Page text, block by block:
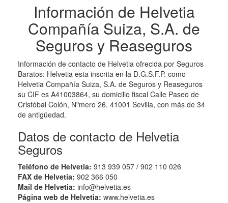
Información de Helvetia
Compañía Suiza, S.A. de
Seguros y Reaseguros
Información de contacto de Helvetia ofrecida por Seguros
Baratos: Helvetia esta inscrita en la D.G.S.F.P. como
Helvetia Compañía Suiza, S.A. de Seguros y Reaseguros
su CIF es A41003864, su domicilio fiscal Calle Paseo de
Cristóbal Colón, Nºmero 26, 41001 Sevilla, con más de 34
de antigüedad.
Datos de contacto de Helvetia
Seguros
Teléfono de Helvetia: 913 939 057 / 902 110 026
FAX de Helvetia: 902 366 050
Mail de Helvetia: info@helvetia.es
Página web de Helvetia: www.helvetia.es